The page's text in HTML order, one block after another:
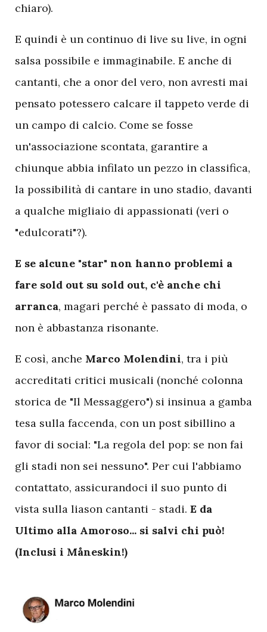
chiaro).
E quindi è un continuo di live su live, in ogni
salsa possibile e immaginabile. E anche di
cantanti, che a onor del vero, non avresti mai
pensato potessero calcare il tappeto verde di
un campo di calcio. Come se fosse
un'associazione scontata, garantire a
chiunque abbia infilato un pezzo in classifica,
la possibilità di cantare in uno stadio, davanti
a qualche migliaio di appassionati (veri o
"edulcorati"?).
E se alcune "star" non hanno problemi a
fare sold out su sold out, c'è anche chi
arranca, magari perché è passato di moda, o
non è abbastanza risonante.
E così, anche Marco Molendini, tra i più
accreditati critici musicali (nonché colonna
storica de "Il Messaggero") si insinua a gamba
tesa sulla faccenda, con un post sibillino a
favor di social: "La regola del pop: se non fai
gli stadi non sei nessuno". Per cui l'abbiamo
contattato, assicurandoci il suo punto di
vista sulla liason cantanti - stadi. E da
Ultimo alla Amoroso... si salvi chi può!
(Inclusi i Måneskin!)